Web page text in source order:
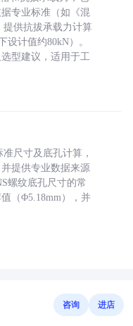
专业标准（如《混
提供抗拔承载力计算
设计值约80kN）。
型建议，适用于工
尺寸及底孔计算，
提供专业数据来源
螺纹底孔尺寸的常
（Φ5.18mm），并
咨询 进店